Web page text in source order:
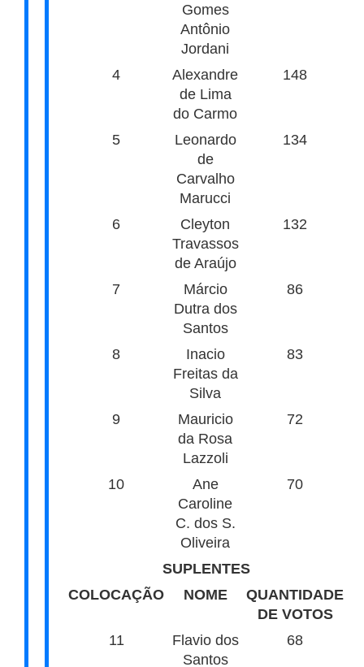
Gomes
Antônio
Jordani
4
Alexandre
de Lima
do Carmo
148
5
Leonardo
de
Carvalho
Marucci
134
6
Cleyton
Travassos
de Araújo
132
7
Márcio
Dutra dos
Santos
86
8
Inacio
Freitas da
Silva
83
9
Mauricio
da Rosa
Lazzoli
72
10
Ane
Caroline
C. dos S.
Oliveira
70
SUPLENTES
COLOCAÇÃO
NOME
QUANTIDADE
DE VOTOS
11
Flavio dos
Santos
68